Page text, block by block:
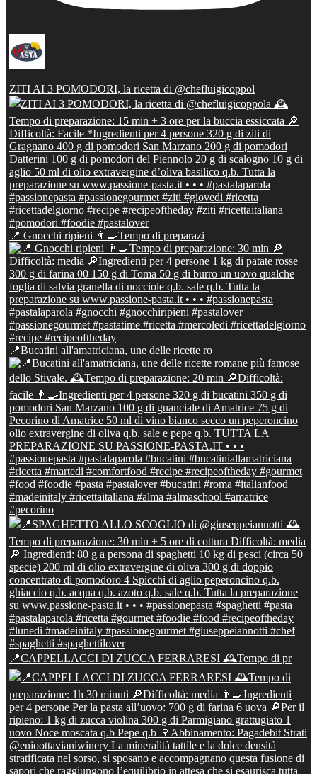
ZITI AI 3 POMODORI, la ricetta di @chefluigicoppol
📍 Gnocchi ripieni 👨‍🍳Tempo di preparazi
📍Bucatini all'amatriciana, une delle ricette ro
📍CAPPELLACCI DI ZUCCA FERRARESI 🕰Tempo di pr